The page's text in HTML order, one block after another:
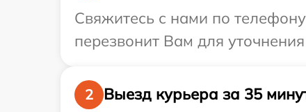
Свяжитесь с нами по
перезвонит Вам для
2
Выезд курьера за 35